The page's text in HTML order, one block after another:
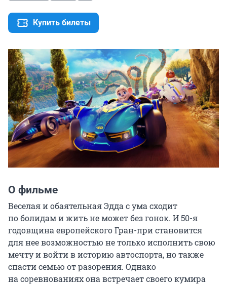
Купить билеты
О фильме
Веселая и обаятельная Эдда с ума сходит
по болидам и жить не может без гонок. И 50-я
годовщина европейского Гран-при становится
для нее возможностью не только исполнить свою
мечту и войти в историю автоспорта, но также
спасти семью от разорения. Однако
на соревнованиях она встречает своего кумира